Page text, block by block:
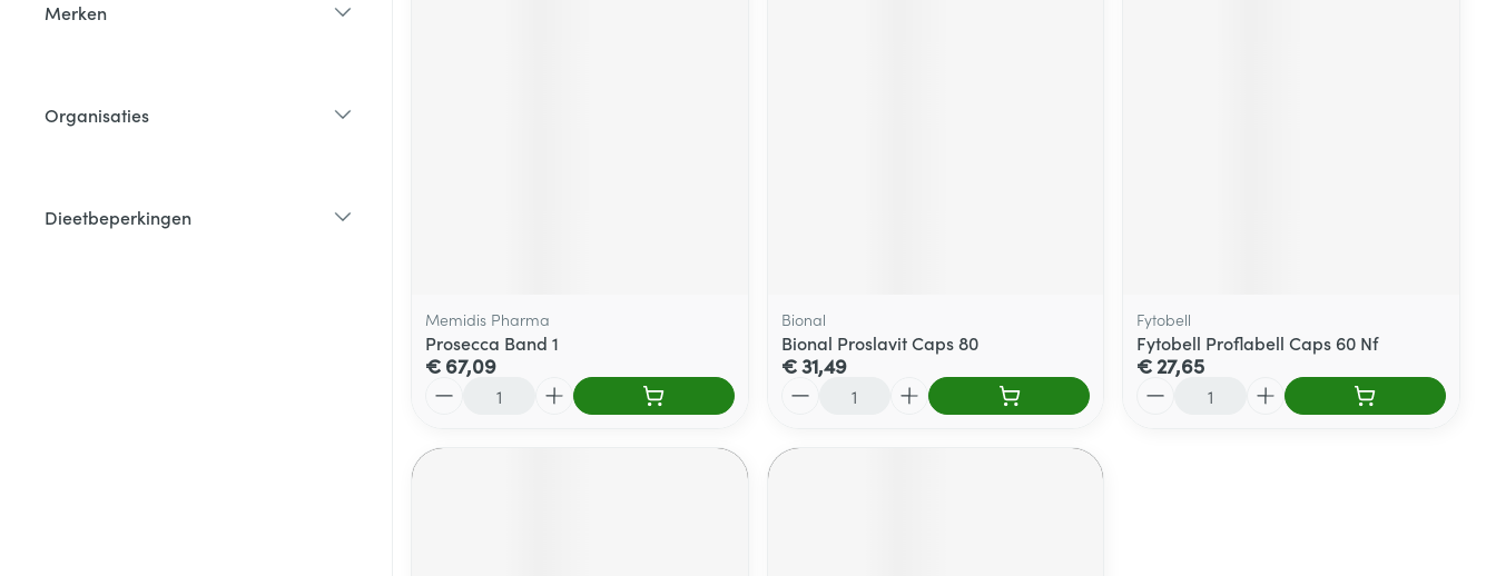
Merken
Organisaties
Dieetbeperkingen
Memidis Pharma
Prosecca Band 1
€ 67,09
Bional
Bional Proslavit Caps 80
€ 31,49
Fytobell
Fytobell Proflabell Caps 60 Nf
€ 27,65